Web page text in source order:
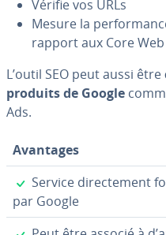
Vérifie vos URLs
Mesure la
rapport aux Core
L’outil SEO peut aussi être
produits de Google
Ads.
Avantages
✓
Service di­rec­te­ment
par Google